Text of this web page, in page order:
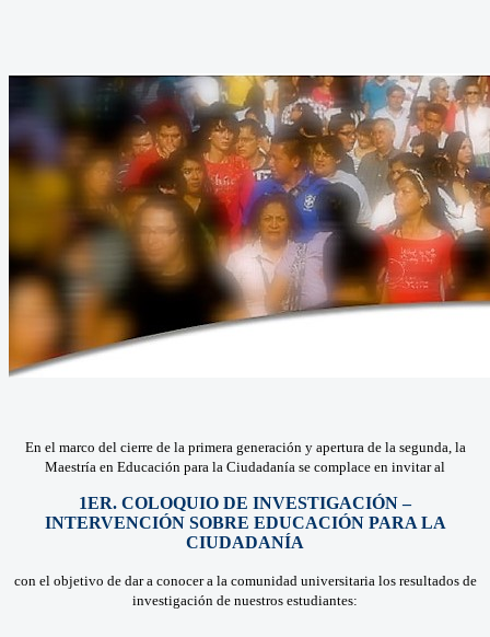
En el marco del cierre de la primera generación y apertura de la segunda, la
Maestría en Educación para la Ciudadanía se complace en invitar al
1ER. COLOQUIO DE INVESTIGACIÓN –
INTERVENCIÓN SOBRE EDUCACIÓN PARA LA
CIUDADANÍA
con el objetivo de dar a conocer a la comunidad universitaria los resultados de
investigación de nuestros estudiantes: